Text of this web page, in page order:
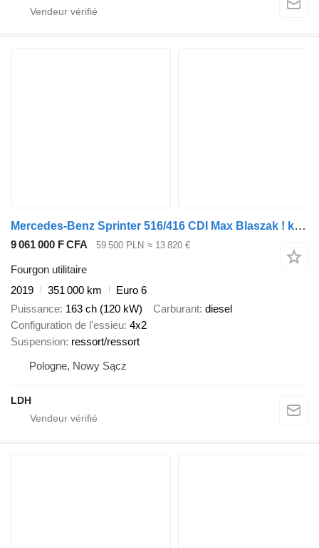
Mercedes-Benz Sprinter 516/416 CDI Max Blaszak ! klima ! Bliźniak !
9 061 000 F CFA 59 500 PLN ≈ 13 820 €
Fourgon utilitaire
2019
351 000 km
Euro 6
Puissance 163 ch (120 kW) Carburant diesel
Configuration de l'essieu 4x2
Suspension ressort/ressort
Pologne, Nowy Sącz
LDH